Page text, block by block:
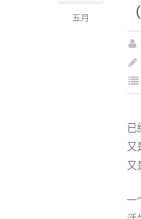
五月
已
又
又
一